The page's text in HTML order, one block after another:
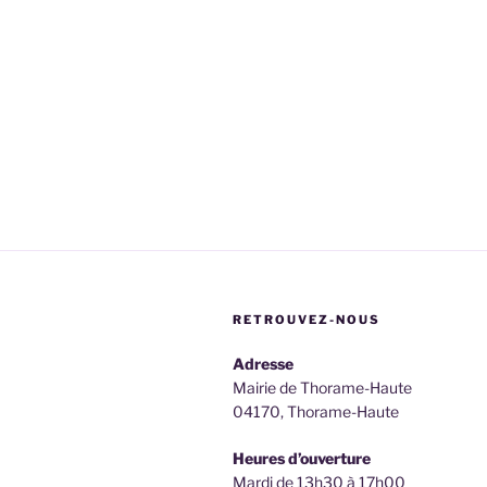
RETROUVEZ-NOUS
Adresse
Mairie de Thorame-Haute
04170, Thorame-Haute
Heures d’ouverture
Mardi de 13h30 à 17h00